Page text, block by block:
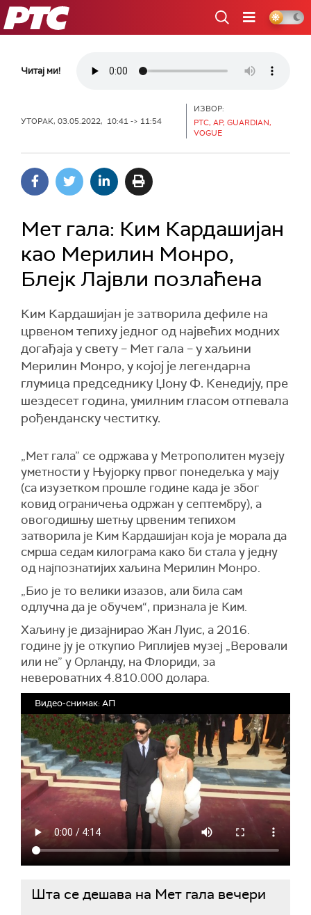
РТС
Читај ми!
УТОРАК, 03.05.2022, 10:41 -> 11:54
ИЗВОР:
РТС, AP, GUARDIAN,
VOGUE
Мет гала: Ким Кардашијан
као Мерилин Монро,
Блејк Лајвли позлаћена
Ким Кардашијан је затворила дефиле на
црвеном тепиху једног од највећих модних
догађаја у свету – Мет гала – у хаљини
Мерилин Монро, у којој је легендарна
глумица председнику Џону Ф. Кенедију, пре
шездесет година, умилним гласом отпевала
рођенданску честитку.
„Мет гала” се одржава у Метрополитен музеју
уметности у Њујорку првог понедељка у мају
(са изузетком прошле године када је због
ковид ограничења одржан у септембру), а
овогодишњу шетњу црвеним тепихом
затворила је Ким Кардашијан која је морала да
смрша седам килограма како би стала у једну
од најпознатијих хаљина Мерилин Монро.
„Био је то велики изазов, али била сам
одлучна да је обучем“, признала је Ким.
Хаљину је дизајнирао Жан Луис, а 2016.
године ју је откупио Риплијев музеј „Веровали
или не” у Орланду, на Флориди, за
невероватних 4.810.000 долара.
Видео-снимак: АП
Шта се дешава на Мет гала вечери